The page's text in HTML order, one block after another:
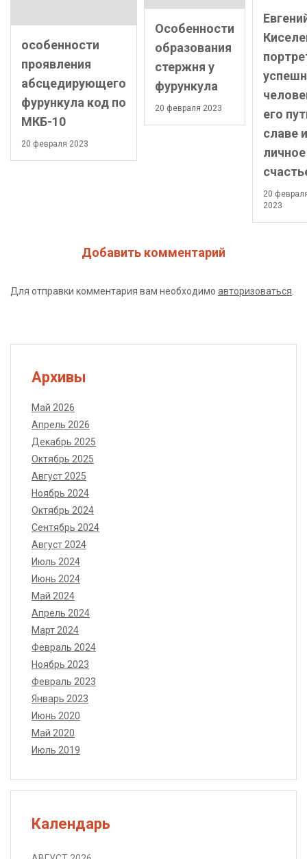
особенности
проявления
абсцедирующего
фурункула код по
МКБ-10
20 февраля 2023
Особенности
образования
стержня у
фурункула
20 февраля 2023
его
славе и
личное
20
2023
Добавить комментарий
Для отправки комментария вам необходимо авторизоваться
Архивы
Май 2026
Апрель 2026
Декабрь 2025
Октябрь 2025
Август 2025
Ноябрь 2024
Октябрь 2024
Сентябрь 2024
Август 2024
Июль 2024
Июнь 2024
Май 2024
Апрель 2024
Март 2024
Февраль 2024
Ноябрь 2023
Февраль 2023
Январь 2023
Июнь 2020
Май 2020
Июль 2019
Календарь